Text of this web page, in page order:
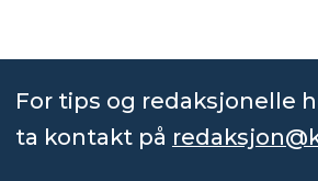
For tips og redaksjonelle
ta kontakt på